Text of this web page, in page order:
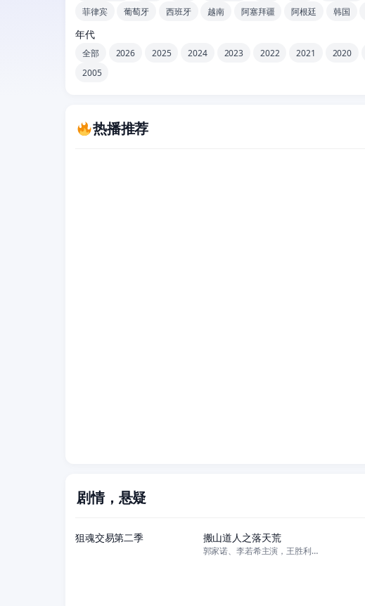
菲律宾
葡萄牙 西班牙 越南 阿塞拜疆 阿根廷 韩国
年代
全部 2026 2025 2024 2023 2022 2021 2020
2005
热播推荐
剧情，悬疑
狙魂交易第二季 搬山道人之落天荒
郭家诺、李若希主演，王胜利、胡星宇、吴铭轩、高雄、张双利、何中华、林濛